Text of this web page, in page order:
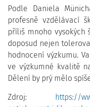
Podle Daniela
profesně vzdělávací
příliš mnoho vysokých
doposud nejen
hodnocení výzkumu.
ve výzkumné kvalitě
Dělení by prý mělo
Zdroj: https://